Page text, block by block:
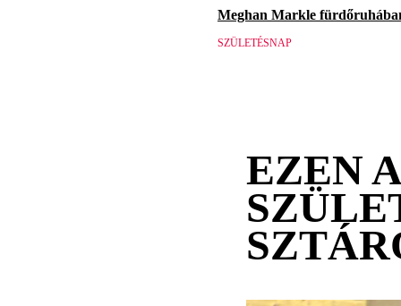
Meghan Markle
SZÜLETÉSNAP
EZEN